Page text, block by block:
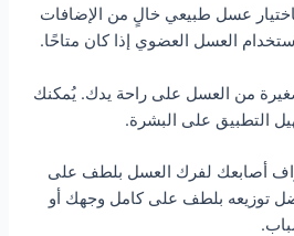
عسل طبيعي خالٍ من الإضافات
العسل العضوي إذا كان متاحًا.
من العسل على راحة يدك. يُمكنك
التطبيق على البشرة.
أصابعك لفرك العسل بلطف على
توزيعه بلطف على كامل وجهك أو